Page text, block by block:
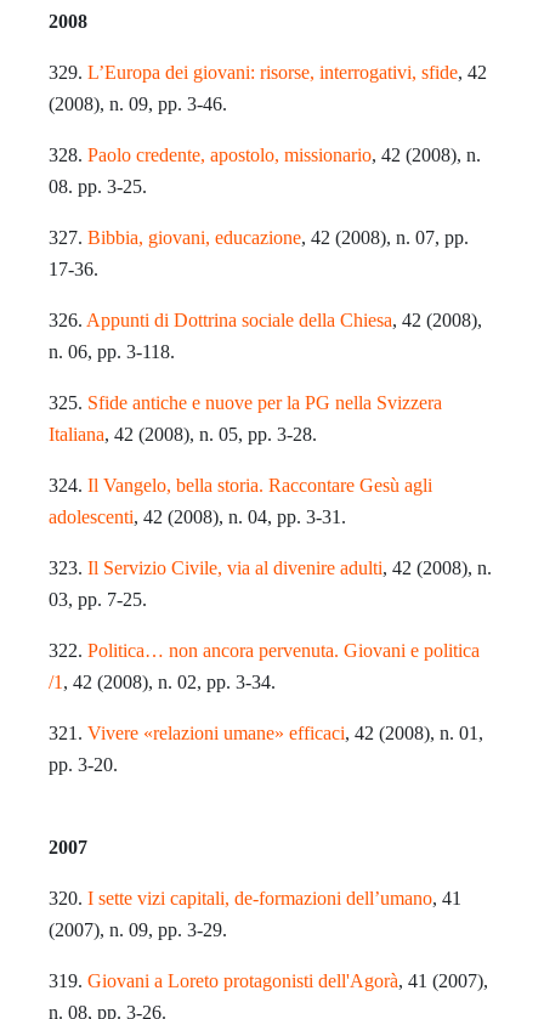
2008
329. L’Europa dei giovani: risorse, interrogativi, sfide, 42
(2008), n. 09, pp. 3-46.
328. Paolo credente, apostolo, missionario, 42 (2008), n.
08. pp. 3-25.
327. Bibbia, giovani, educazione, 42 (2008), n. 07, pp.
17-36.
326. Appunti di Dottrina sociale della Chiesa, 42 (2008),
n. 06, pp. 3-118.
325. Sfide antiche e nuove per la PG nella Svizzera
Italiana, 42 (2008), n. 05, pp. 3-28.
324. Il Vangelo, bella storia. Raccontare Gesù agli
adolescenti, 42 (2008), n. 04, pp. 3-31.
323. Il Servizio Civile, via al divenire adulti, 42 (2008), n.
03, pp. 7-25.
322. Politica… non ancora pervenuta. Giovani e politica
/1 , 42 (2008), n. 02, pp. 3-34.
321. Vivere «relazioni umane» efficaci, 42 (2008), n. 01,
pp. 3-20.
2007
320. I sette vizi capitali, de-formazioni dell’umano, 41
(2007), n. 09, pp. 3-29.
319. Giovani a Loreto protagonisti dell'Agorà, 41 (2007),
n. 08, pp. 3-26.